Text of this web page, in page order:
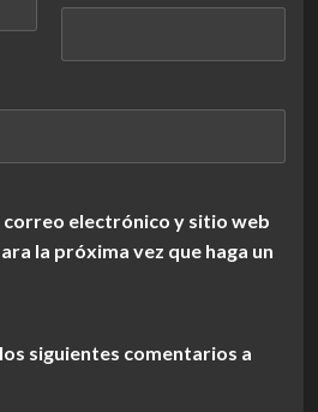
electrónico y sitio web
la próxima vez que haga un
siguientes comentarios a